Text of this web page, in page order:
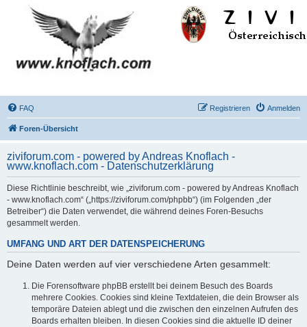
FAQ Anmelden
Registrieren
Foren-Übersicht
ziviforum.com - powered by Andreas Knoflach -
www.knoflach.com - Datenschutzerklärung
Diese Richtlinie beschreibt, wie „ziviforum.com - powered by Andreas Knoflach
- www.knoflach.com“ („https://ziviforum.com/phpbb“) (im Folgenden „der
Betreiber“) die Daten verwendet, die während deines Foren-Besuchs
gesammelt werden.
UMFANG UND ART DER DATENSPEICHERUNG
Deine Daten werden auf vier verschiedene Arten gesammelt:
Die Forensoftware phpBB erstellt bei deinem Besuch des Boards
mehrere Cookies. Cookies sind kleine Textdateien, die dein Browser als
temporäre Dateien ablegt und die zwischen den einzelnen Aufrufen des
Boards erhalten bleiben. In diesen Cookies sind die aktuelle ID deiner